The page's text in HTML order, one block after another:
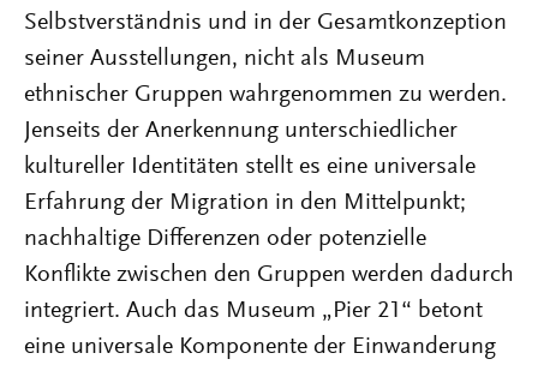
Selbstverständnis und in der Gesamtkonzeption
seiner Ausstellungen, nicht als Museum
ethnischer Gruppen wahrgenommen zu werden.
Jenseits der Anerkennung unterschiedlicher
kultureller Identitäten stellt es eine universale
Erfahrung der Migration in den Mittelpunkt;
nachhaltige Differenzen oder potenzielle
Konflikte zwischen den Gruppen werden dadurch
integriert. Auch das Museum „Pier 21“ betont
eine universale Komponente der Einwanderung